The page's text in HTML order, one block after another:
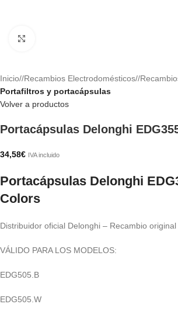
Inicio/ Recambios Electrodomésticos/
Portafiltros y portacápsulas
Volver a productos
Portacápsulas Delonghi
34,58€ IVA incluido
Portacápsulas Delonghi
Colors
Distribuidor oficial Delonghi – Recambio original
VÁLIDO PARA LOS MODELOS:
EDG505.B
EDG505.W